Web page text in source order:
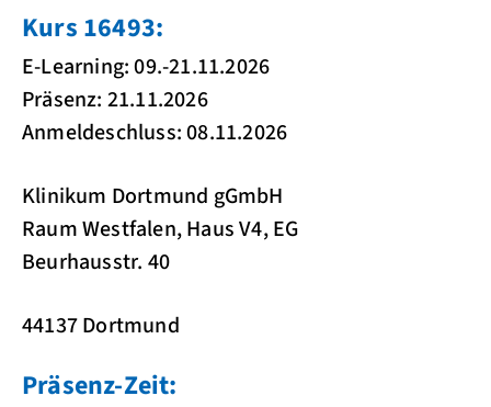
Kurs 16493:
E-Learning: 09.-21.11.2026
Präsenz: 21.11.2026
Anmeldeschluss: 08.11.2026
Klinikum Dortmund gGmbH
Raum Westfalen, Haus V4, EG
Beurhausstr. 40
44137 Dortmund
Präsenz-Zeit: